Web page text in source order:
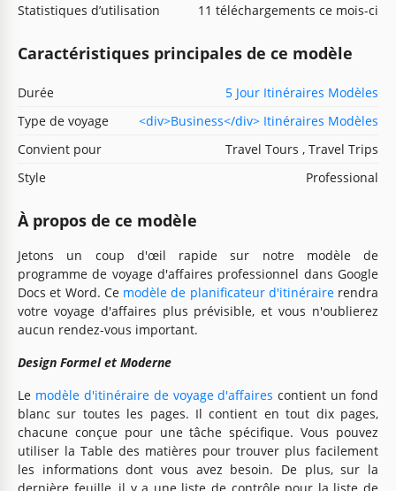
Statistiques d’utilisation
11 téléchargements ce mois-ci
Caractéristiques principales de ce modèle
Durée
5 Jour Itinéraires Modèles
Type de voyage
<div>Business</div> Itinéraires Modèles
Convient pour
Travel Tours , Travel Trips
Style
Professional
À propos de ce modèle
Jetons un coup d'œil rapide sur notre modèle de
programme de voyage d'affaires professionnel dans Google
Docs et Word. Ce modèle de planificateur d'itinérairerendra
votre voyage d'affaires plus prévisible, et vous n'oublierez
aucun rendez-vous important.
Design Formel et Moderne
Le modèle d'itinéraire de voyage d'affaires contient un fond
blanc sur toutes les pages. Il contient en tout dix pages,
chacune conçue pour une tâche spécifique. Vous pouvez
utiliser la Table des matières pour trouver plus facilement
les informations dont vous avez besoin. De plus, sur la
dernière feuille, il y a une liste de contrôle pour la liste de